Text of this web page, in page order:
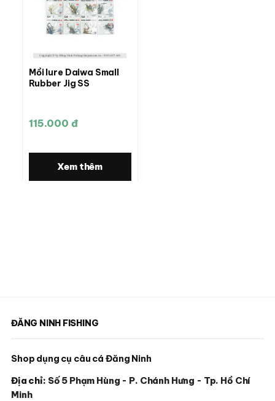
Mồi lure Daiwa Small
Rubber Jig SS
115.000 đ
Xem thêm
ĐĂNG NINH FISHING
Shop dụng cụ câu cá Đăng Ninh
Địa chỉ: Số 5 Phạm Hùng - P. Chánh Hưng - Tp. Hồ Chí
Minh